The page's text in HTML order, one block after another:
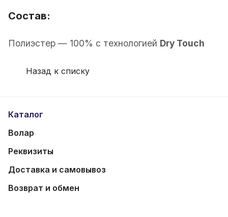
Состав:
Полиэстер — 100% с технологией Dry Touch
Назад к списку
Каталог
Волар
Реквизиты
Доставка и самовывоз
Возврат и обмен